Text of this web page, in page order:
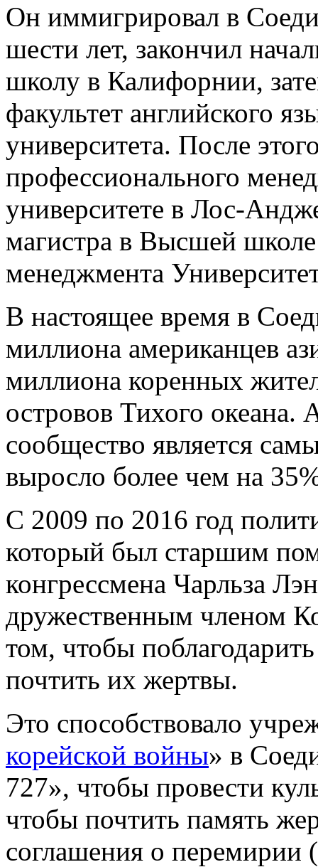
Он иммигрировал в
шести лет, закончил
школу в Калифорнии,
факультет английского
университета. После
профессионального
университете в Лос-
магистра в Высшей
менеджмента
В настоящее время в
миллиона американцев
миллиона коренных
островов Тихого океана.
сообщество является
выросло более чем на
С 2009 по 2016 год
который был старшим
конгрессмена Чарльза
дружественным членом
том, чтобы
почтить их жертвы.
Это способствовало
корейской войны» в
727», чтобы провести
чтобы почтить память
соглашения о перемирии